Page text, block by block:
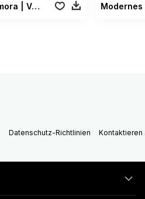
Vermächtnis Paket
Datenschutz-Richtlinien Kontaktieren